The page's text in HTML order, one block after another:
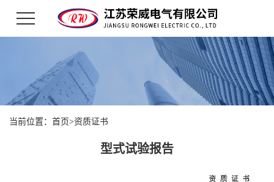
当前位置： 首页>资质证书
型式试验报告